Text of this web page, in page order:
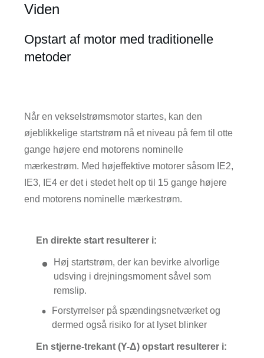
Viden
Opstart af motor med traditionelle
metoder
Når en vekselstrømsmotor startes, kan den
øjeblikkelige startstrøm nå et niveau på fem til otte
gange højere end motorens nominelle
mærkestrøm. Med højeffektive motorer såsom IE2,
IE3, IE4 er det i stedet helt op til 15 gange højere
end motorens nominelle mærkestrøm.
En direkte start resulterer i:
Høj startstrøm, der kan bevirke alvorlige
udsving i drejningsmoment såvel som
remslip.
Forstyrrelser på spændingsnetværket og
dermed også risiko for at lyset blinker
En stjerne-trekant (Y-Δ) opstart resulterer i: